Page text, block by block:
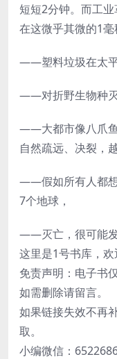
短短2分钟。而工
在这微乎其微的1毫
——塑料垃圾在太平
——对折野生物种
——大都市像八爪
自然疏远、决裂，
——假如所有人都
7个地球，
——灭亡，很可能发
这里是1号书库，欢
免责声明：电子书
如需删除请留言。
如果链接失效不再
取。
小编微信：